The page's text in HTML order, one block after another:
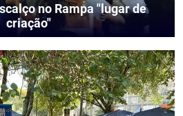
no Rampa "lugar de
criação"